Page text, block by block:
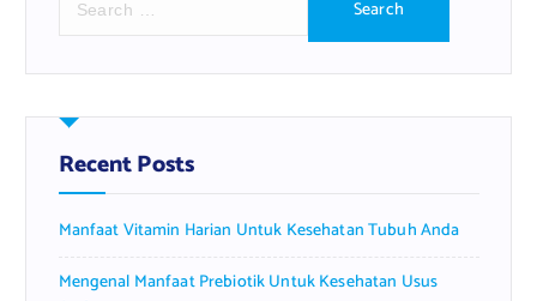
r
h
f
o
:
Recent Posts
Manfaat Vitamin Harian Untuk Kesehatan Tubuh Anda
Mengenal Manfaat Prebiotik Untuk Kesehatan Usus